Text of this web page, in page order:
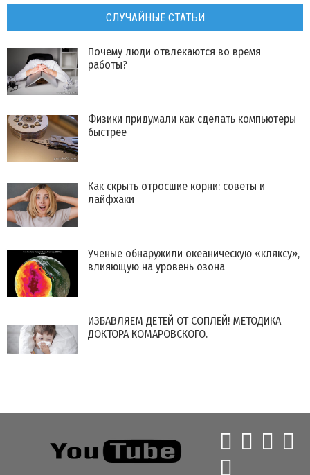
СЛУЧАЙНЫЕ СТАТЬИ
Почему люди отвлекаются во время
работы?
​Физики придумали как сделать компьютеры
быстрее
Как скрыть отросшие корни: советы и
лайфхаки
Ученые обнаружили океаническую «кляксу»,
влияющую на уровень озона
ИЗБАВЛЯЕМ ДЕТЕЙ ОТ СОПЛЕЙ! МЕТОДИКА
ДОКТОРА КОМАРОВСКОГО.